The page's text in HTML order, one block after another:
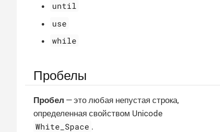
until
use
while
Пробелы
Пробел — это любая непустая строка,
определенная свойством Unicode
White_Space .